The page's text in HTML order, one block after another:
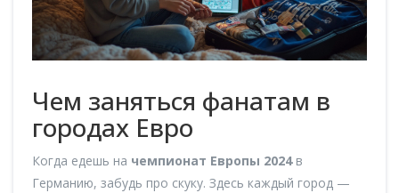
Чем заняться фанатам в
городах Евро
Когда едешь на чемпионат Европы 2024в
Германию, забудь про скуку. Здесь каждый город —